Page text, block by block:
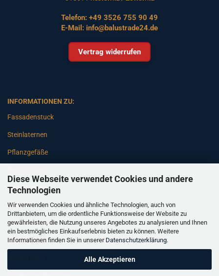
Diese Webseite verwendet Cookies und andere
Technologien
Wir verwenden Cookies und ähnliche Technologien, auch von
Drittanbietern, um die ordentliche Funktionsweise der Website zu
gewährleisten, die Nutzung unseres Angebotes zu analysieren und Ihnen
ein bestmögliches Einkaufserlebnis bieten zu können. Weitere
Informationen finden Sie in unserer Datenschutzerklärung.
Alle Akzeptieren
Telefon: +49 3526 755 90 49
E-Mail: info@balustrade24.de
Vertrag widerrufen
INFORMATIONEN ZU:
Fassadenstuck
Steinlaternen
Pflanzgefäße
Gartenbänke
Pfeiler
Gartenbrunnen
Gartenfiguren